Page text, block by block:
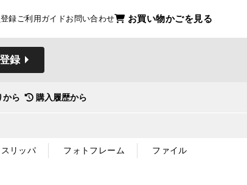
録ご利用ガイドお問い合わせ お買い物かごを見る
録
から 購入履歴から
スリッパ フォトフレーム ファイル